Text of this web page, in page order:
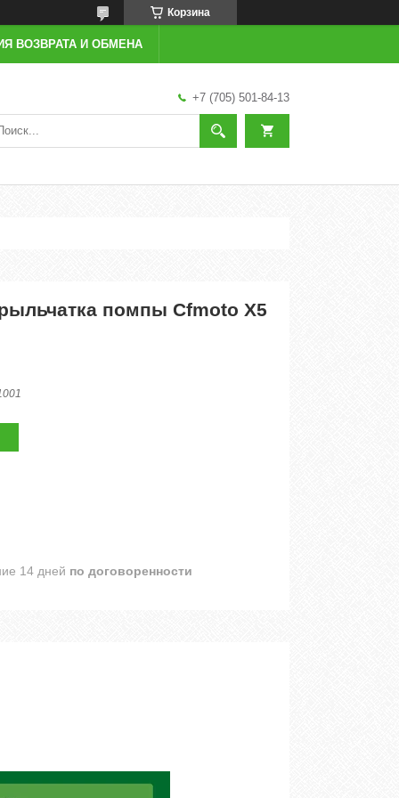
Корзина
ВОЗВРАТА И ОБМЕНА
+7 (705) 501-84-13
помпы Cfmoto X5
14 дней по договоренности